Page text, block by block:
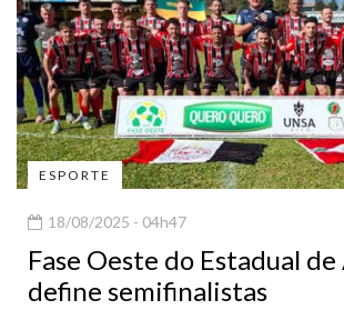
ESPORTE
18/08/2025 - 04h47
Fase Oeste do Estadual
define semifinalistas